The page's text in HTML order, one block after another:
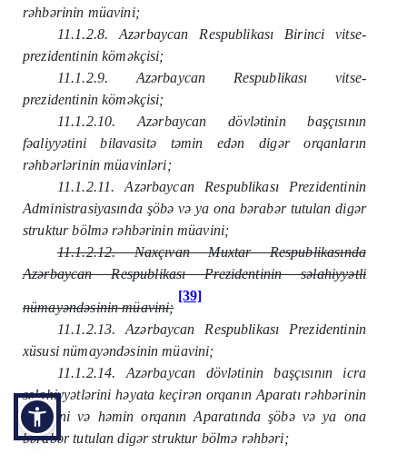
rəhbərinin müavini;
11.1.2.8. Azərbaycan Respublikası Birinci vitse-
prezidentinin köməkçisi;
11.1.2.9. Azərbaycan Respublikası vitse-
prezidentinin köməkçisi;
11.1.2.10. Azərbaycan dövlətinin başçısının
fəaliyyətini bilavasitə təmin edən digər orqanların
rəhbərlərinin müavinləri;
11.1.2.11. Azərbaycan Respublikası Prezidentinin
Administrasiyasında şöbə və ya ona bərabər tutulan digər
struktur bölmə rəhbərinin müavini;
11.1.2.12. Naxçıvan Muxtar Respublikasında
Azərbaycan Respublikası Prezidentinin səlahiyyətli
nümayəndəsinin müavini;
[39]
11.1.2.13. Azərbaycan Respublikası Prezidentinin
xüsusi nümayəndəsinin müavini;
11.1.2.14. Azərbaycan dövlətinin başçısının icra
səlahiyyətlərini həyata keçirən orqanın Aparatı rəhbərinin
müavini və həmin orqanın Aparatında şöbə və ya ona
bərabər tutulan digər struktur bölmə rəhbəri;